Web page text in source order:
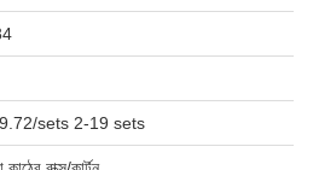
sets 2-19 sets